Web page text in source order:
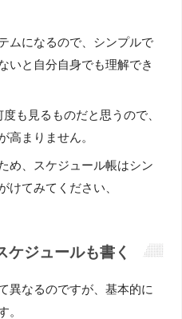
ムになるので、シンプルで
いと自分自身でも理解でき
も見るものだと思うので、
高まりません。
め、スケジュール帳はシン
けてみてください、
ケジュールも書く
異なるのですが、基本的に
。